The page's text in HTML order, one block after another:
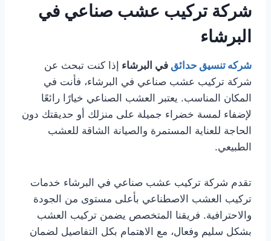
شركة تركيب عشب صناعي في
البرشاء
شركه تنسيق حدائق في البرشاء إذا كنت تبحث عن
شركة تركيب عشب صناعي في البرشاء، فأنت في
المكان المناسب. يعتبر العشب الصناعي خيارًا رائعًا
لإضفاء لمسة خضراء جميلة على منزلك أو حديقتك دون
الحاجة للعناية المستمرة والصيانة الشاقة للعشب
الطبيعي.
تقدم شركة تركيب عشب صناعي في البرشاء خدمات
تركيب العشب الاصطناعي بأعلى مستوى من الجودة
والاحترافية. فريقنا المتخصص يضمن تركيب العشب
بشكل سليم وفعال، مع الاهتمام بكل التفاصيل لضمان